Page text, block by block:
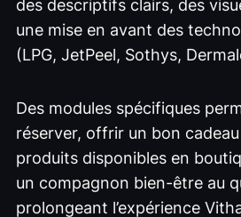
des descriptifs clairs, des
une mise en avant des
(LPG, JetPeel, Sothys,
Des modules spécifiques
réserver, offrir un bon
produits disponibles en
un compagnon bien-être au
prolongeant l’expérience